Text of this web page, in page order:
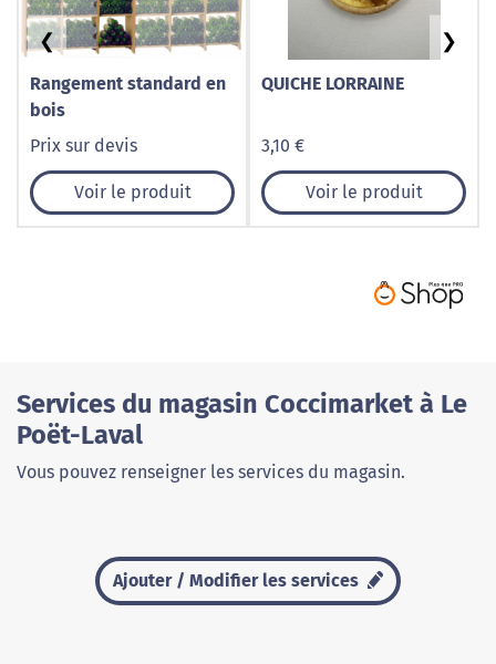
Rangement standard en
bois
Prix sur devis
Voir le produit
QUICHE LORRAINE
3,10 €
Voir le produit
❮ ❯
Services du magasin Coccimarket à Le
Poët-Laval
Vous pouvez renseigner les services du magasin.
Ajouter / Modifier les services